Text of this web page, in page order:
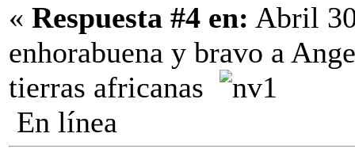
« Respuesta #4 en: Abril
enhorabuena y bravo a
tierras africanas
En línea